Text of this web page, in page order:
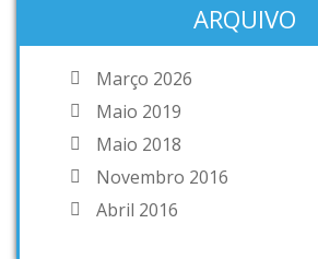
ARQUIVO
Março 2026
Maio 2019
Maio 2018
Novembro 2016
Abril 2016